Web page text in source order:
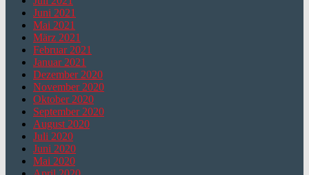
Juni 2021
Mai 2021
März 2021
Februar 2021
Januar 2021
Dezember 2020
November 2020
Oktober 2020
September 2020
August 2020
Juli 2020
Juni 2020
Mai 2020